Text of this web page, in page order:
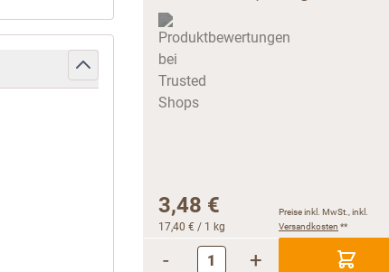
3,48 €
17,40 € / 1 kg
Preise inkl. MwSt., inkl.
Versandkosten **
- +